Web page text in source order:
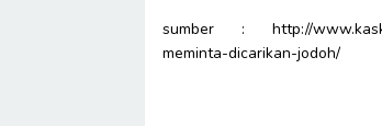
sumber : http://
meminta-dicarikan-jodoh/